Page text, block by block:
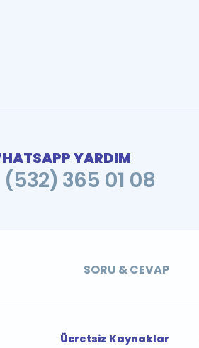
YARDIM
(532) 365 01 08
SORU & CEVAP
Ücretsiz Kaynaklar